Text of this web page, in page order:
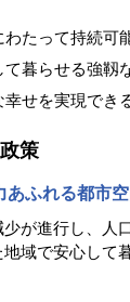
わたって持続可
て暮らせる強靱
幸せを実現でき
策
あふれる都市
が進行し、人
域で安心して